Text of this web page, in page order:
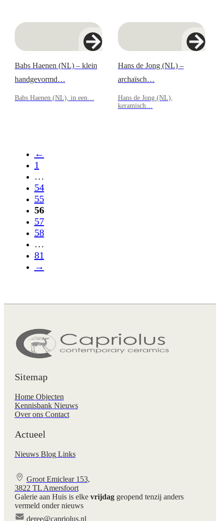
Babs Haenen (NL) – klein
handgevormd…
Babs Haenen (NL), in een…
Hans de Jong (NL) –
archaïsch…
Hans de Jong (NL),
keramisch…
←
1
…
54
55
56
57
58
…
81
→
Sitemap
Home Objecten
Kennisbank Nieuws
Over ons Contact
Actueel
Nieuws Blog Links
Groot Emiclear 153,
3822 TL Amersfoort
Galerie aan Huis is elke vrijdaggeopend tenzij anders
vermeld onder nieuws
deree@capriolus.nl